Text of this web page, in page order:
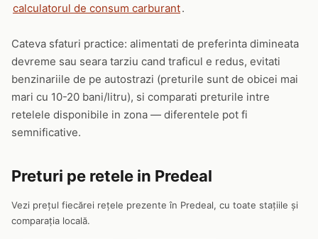
calculatorul de consum carburant.
Cateva sfaturi practice: alimentati de preferinta dimineata
devreme sau seara tarziu cand traficul e redus, evitati
benzinariile de pe autostrazi (preturile sunt de obicei mai
mari cu 10-20 bani/litru), si comparati preturile intre
retelele disponibile in zona — diferentele pot fi
semnificative.
Preturi pe retele in Predeal
Vezi prețul fiecărei rețele prezente în Predeal, cu toate stațiile și
comparația locală.